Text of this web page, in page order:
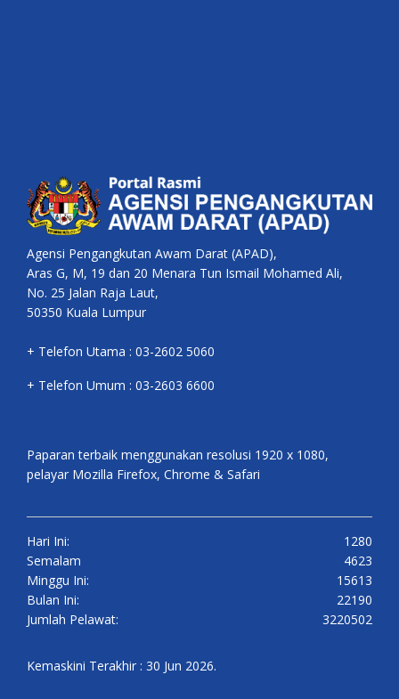
Agensi Pengangkutan Awam Darat (APAD),
Aras G, M, 19 dan 20 Menara Tun Ismail Mohamed Ali,
No. 25 Jalan Raja Laut,
50350 Kuala Lumpur
+ Telefon Utama : 03-2602 5060
+ Telefon Umum : 03-2603 6600
Paparan terbaik menggunakan resolusi 1920 x 1080,
pelayar Mozilla Firefox, Chrome & Safari
Hari Ini:
1280
Semalam
4623
Minggu Ini:
15613
Bulan Ini:
22190
Jumlah Pelawat:
3220502
Kemaskini Terakhir : 30 Jun 2026.